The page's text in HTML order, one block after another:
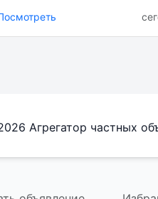
Агрегатор частных